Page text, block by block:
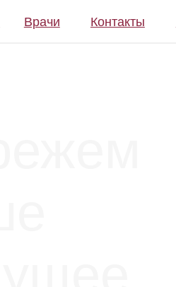
Контакты
Врачи